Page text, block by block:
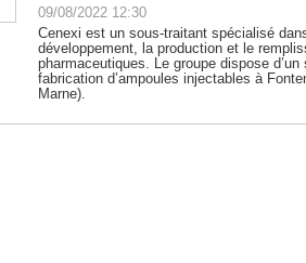
09/08/2022 12:30
Cenexi est un sous-traitant spécialisé
développement, la production et le
pharmaceutiques. Le groupe dispose
fabrication d’ampoules injectables à
Marne).